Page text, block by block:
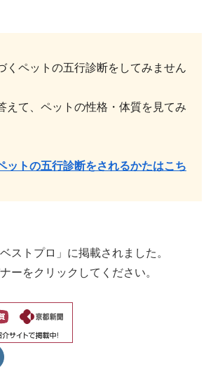
くペットの五行診断をしてみません
えて、ペットの性格・体質を見てみ
トの五行診断をされるかたはこち
ストプロ」に掲載されました。
ーをクリックしてください。